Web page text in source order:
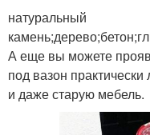
натуральный
А еще вы можете
под вазон
и даже старую мебель.